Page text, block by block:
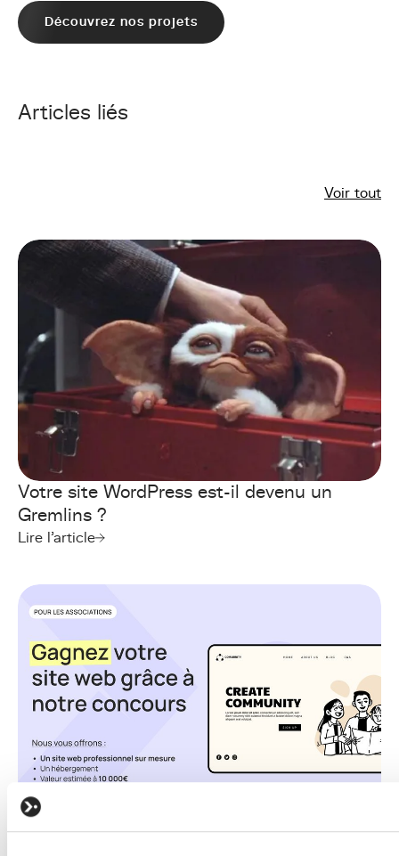
Découvrez nos projets
Articles liés
Voir tout
Votre site WordPress est-il devenu un
Gremlins ?
Lire l'article
KERN-IT